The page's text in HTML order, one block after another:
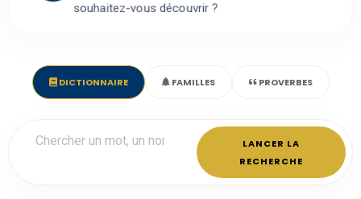
souhaitez-vous découvrir ?
DICTIONNAIRE FAMILLES PROVERBES
LANCER LA
RECHERCHE